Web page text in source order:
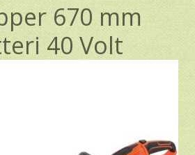
670 mm
40 Volt